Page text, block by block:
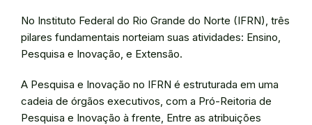
No Instituto Federal do Rio Grande do Norte (IFRN), três
pilares fundamentais norteiam suas atividades: Ensino,
Pesquisa e Inovação, e Extensão.
A Pesquisa e Inovação no IFRN é estruturada em uma
cadeia de órgãos executivos, com a Pró-Reitoria de
Pesquisa e Inovação à frente, Entre as atribuições